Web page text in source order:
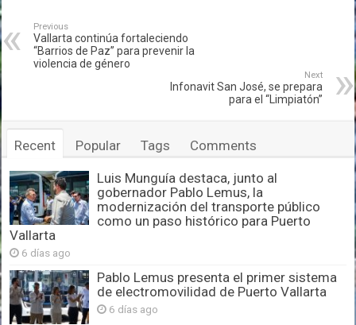
Previous
Vallarta continúa fortaleciendo
“Barrios de Paz” para prevenir la
violencia de género
Next
Infonavit San José, se prepara
para el “Limpiatón”
Recent Popular Tags Comments
Luis Munguía destaca, junto al
gobernador Pablo Lemus, la
modernización del transporte público
como un paso histórico para Puerto
Vallarta
6 días ago
Pablo Lemus presenta el primer sistema
de electromovilidad de Puerto Vallarta
6 días ago